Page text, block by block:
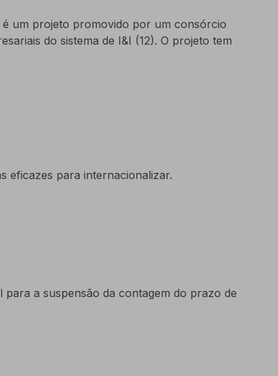
é um projeto promovido por um consórcio
do sistema de I&I (12). O projeto tem
eficazes para internacionalizar.
a suspensão da contagem do prazo de